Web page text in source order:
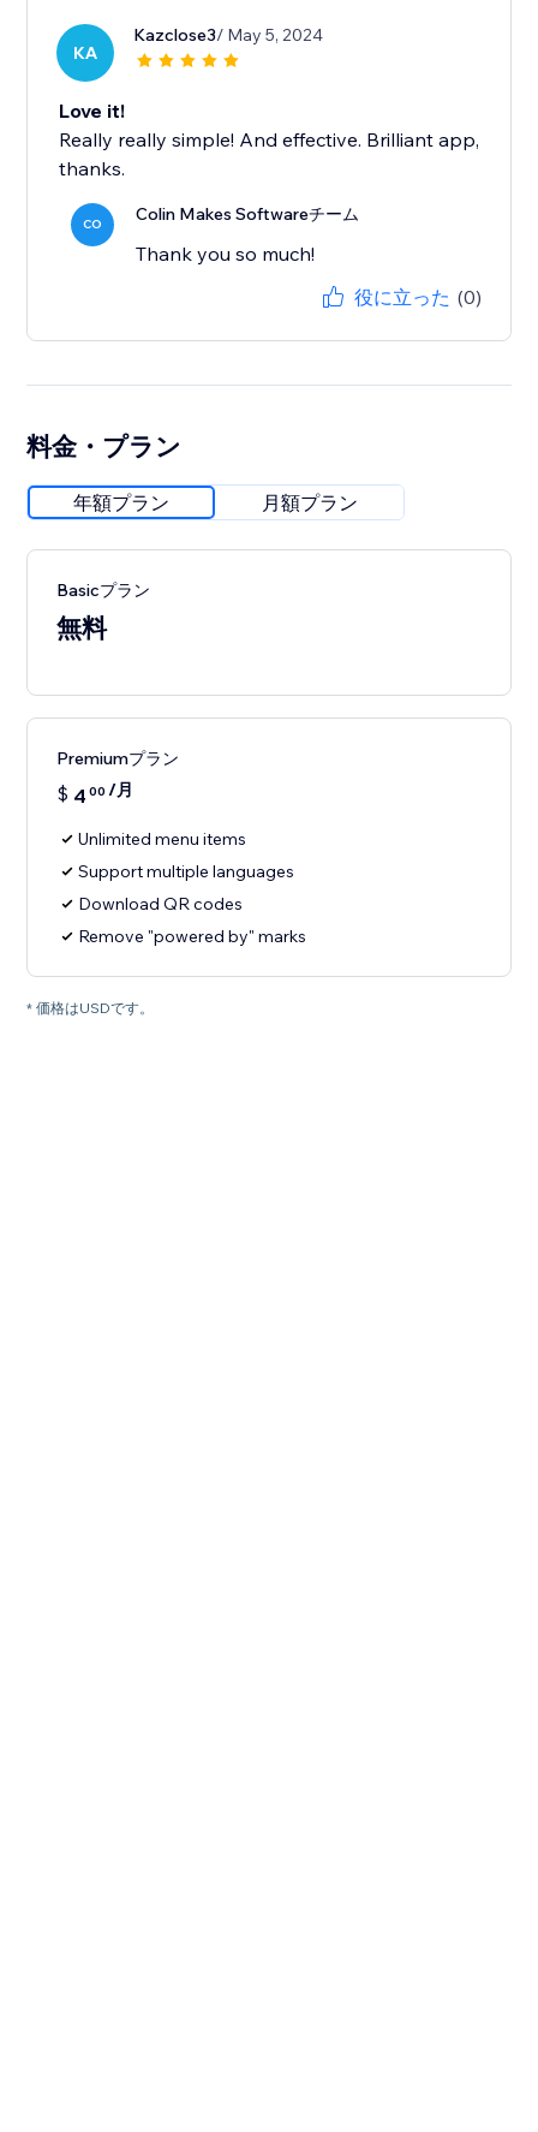
KA
Kazclose3/ May 5, 2024
Love it!
Really really simple! And effective. Brilliant app,
thanks.
CO Colin Makes Softwareチーム
Thank you so much!
役に立った (0)
料金・プラン
年額プラン 月額プラン
Basicプラン
無料
Premiumプラン
$ 4 00 /月
Unlimited menu items
Support multiple languages
Download QR codes
Remove "powered by" marks
* 価格はUSDです。